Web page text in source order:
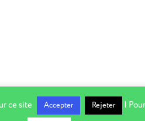
ce site Accepter Rejeter
|